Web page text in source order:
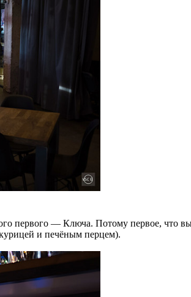
первого — Ключа. Потому первое, что
и печёным перцем).